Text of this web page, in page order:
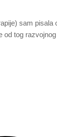
sam pisala
od tog razvojnog